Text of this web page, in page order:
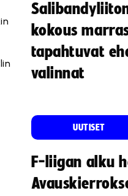
kokous
tapahtuvat
valinnat
UUTISET
F-liigan alku